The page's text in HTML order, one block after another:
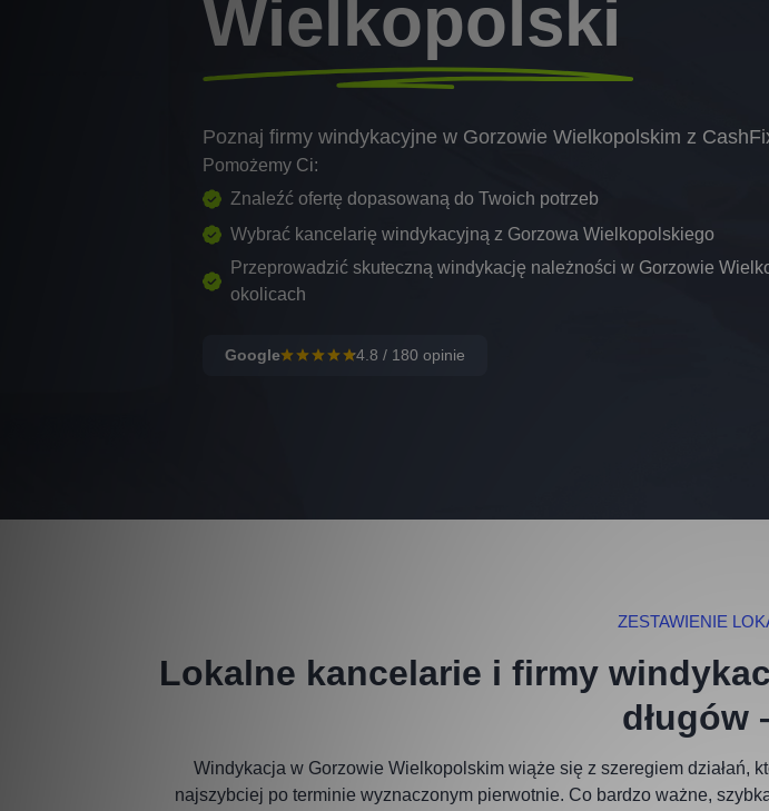
Wielkopolski
Poznaj firmy windykacyjne w Gorzowie Wielkopolskim z
Pomożemy Ci:
Znaleźć ofertę dopasowaną do Twoich potrzeb
Wybrać kancelarię windykacyjną z Gorzowa Wielkopolskiego
Przeprowadzić skuteczną windykację należności w Gorzowie
okolicach
Google 4.8 / 180 opinie
ZESTAWIENIE
Lokalne kancelarie i firmy
długów
Windykacja w Gorzowie Wielkopolskim wiąże się z szeregiem działań,
najszybciej po terminie wyznaczonym pierwotnie. Co bardzo ważne,